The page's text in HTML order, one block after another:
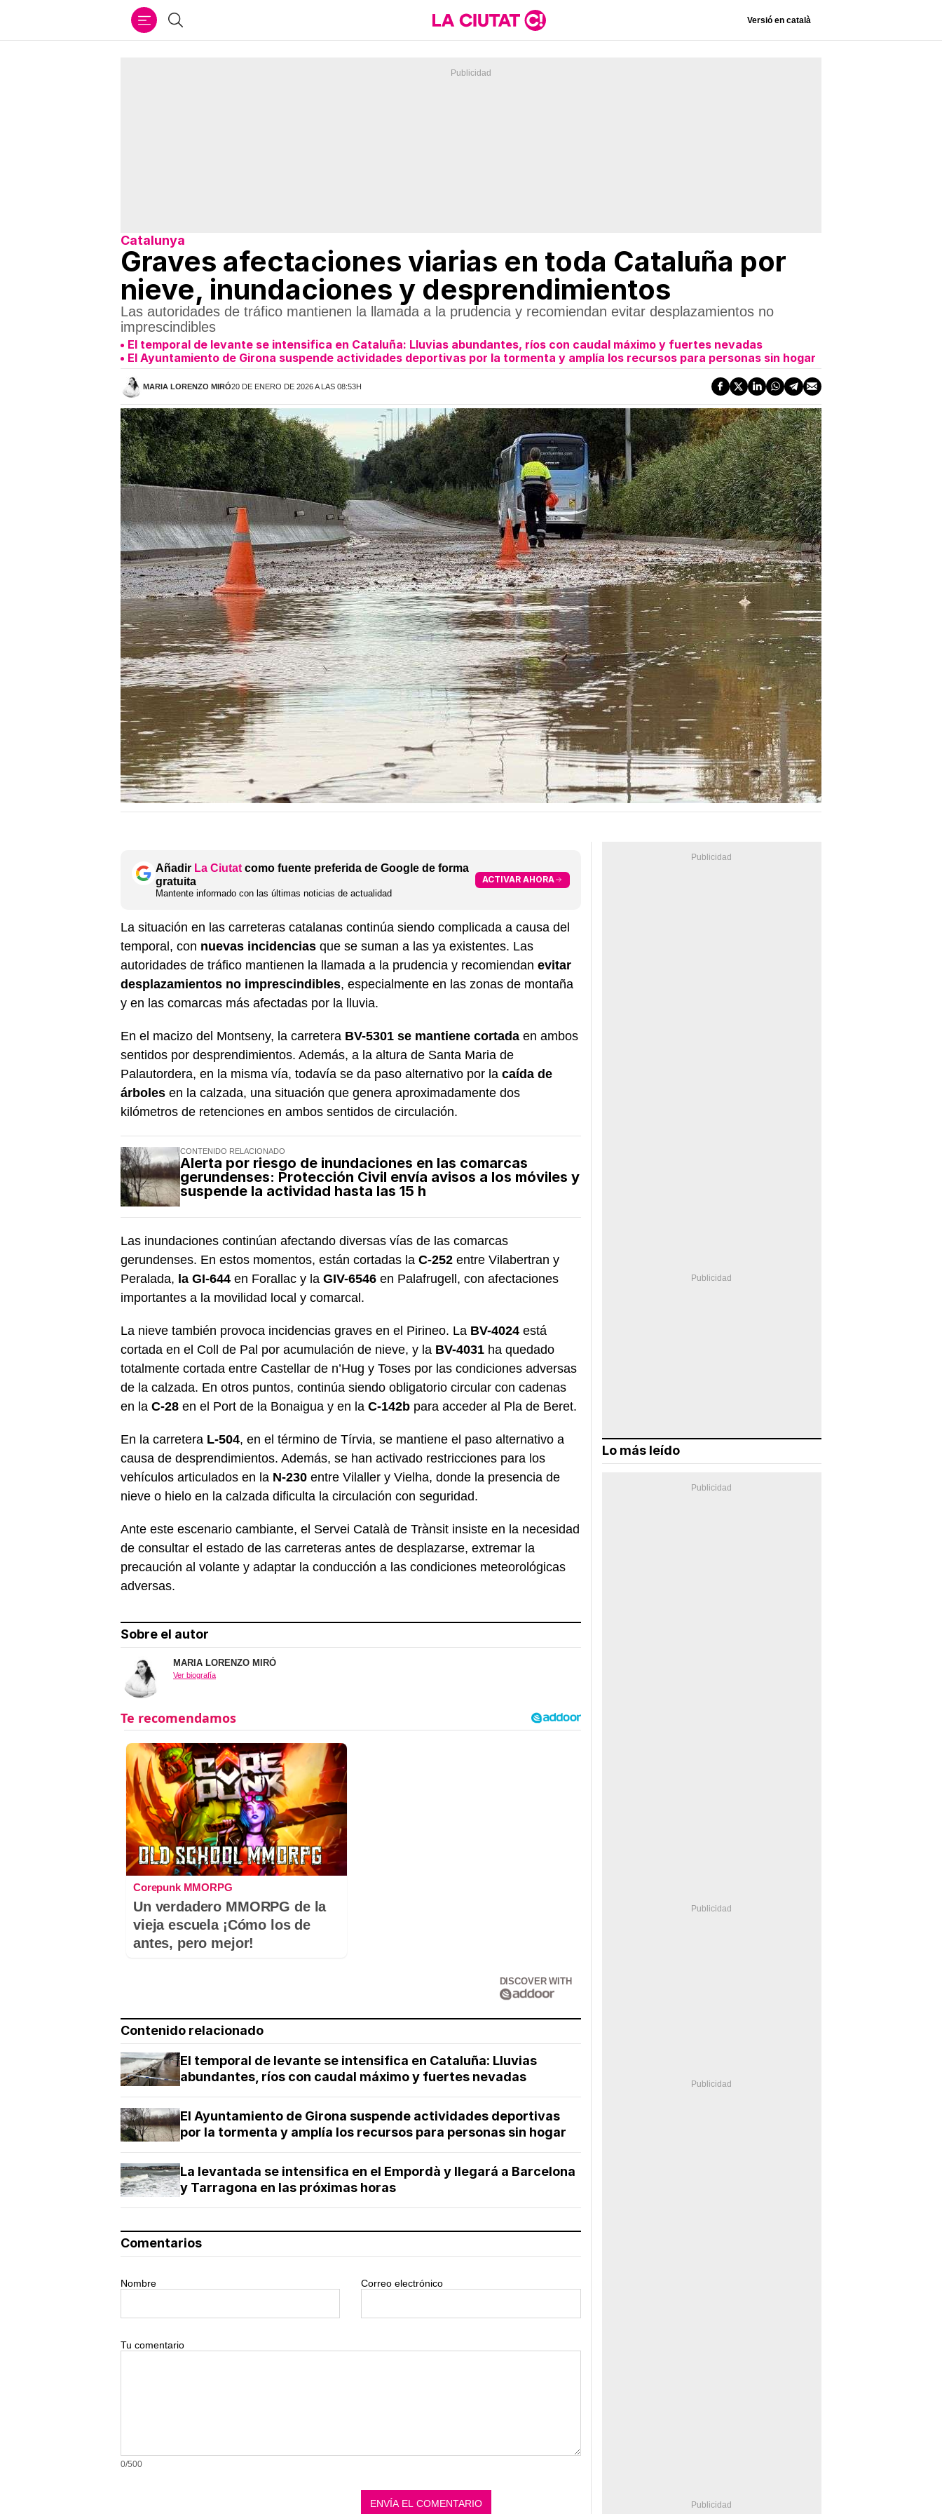
Buscar Versió en català
Catalunya
Graves afectaciones viarias en toda Cataluña por
nieve, inundaciones y desprendimientos
Las autoridades de tráfico mantienen la llamada a la prudencia y recomiendan evitar desplazamientos no
imprescindibles
El temporal de levante se intensifica en Cataluña: Lluvias abundantes, ríos con caudal máximo y fuertes nevadas
El Ayuntamiento de Girona suspende actividades deportivas por la tormenta y amplía los recursos para personas sin hogar
MARIA LORENZO MIRÓ20 DE ENERO DE 2026 A LAS 08:53H
Añadir La Ciutat como fuente preferida de Google de forma
gratuita
Mantente informado con las últimas noticias de actualidad
ACTIVAR AHORA
La situación en las carreteras catalanas continúa siendo complicada a causa del
temporal, con nuevas incidencias que se suman a las ya existentes. Las
autoridades de tráfico mantienen la llamada a la prudencia y recomiendan evitar
desplazamientos no imprescindibles, especialmente en las zonas de montaña
y en las comarcas más afectadas por la lluvia.
En el macizo del Montseny, la carretera BV-5301 se mantiene cortada en ambos
sentidos por desprendimientos. Además, a la altura de Santa Maria de
Palautordera, en la misma vía, todavía se da paso alternativo por la caída de
árboles en la calzada, una situación que genera aproximadamente dos
kilómetros de retenciones en ambos sentidos de circulación.
CONTENIDO RELACIONADO
Alerta por riesgo de inundaciones en las comarcas
gerundenses: Protección Civil envía avisos a los móviles y
suspende la actividad hasta las 15 h
Las inundaciones continúan afectando diversas vías de las comarcas
gerundenses. En estos momentos, están cortadas la C-252 entre Vilabertran y
Peralada, la GI-644 en Forallac y la GIV-6546 en Palafrugell, con afectaciones
importantes a la movilidad local y comarcal.
La nieve también provoca incidencias graves en el Pirineo. La BV-4024 está
cortada en el Coll de Pal por acumulación de nieve, y la BV-4031 ha quedado
totalmente cortada entre Castellar de n’Hug y Toses por las condiciones adversas
de la calzada. En otros puntos, continúa siendo obligatorio circular con cadenas
en la C-28 en el Port de la Bonaigua y en la C-142b para acceder al Pla de Beret.
En la carretera L-504, en el término de Tírvia, se mantiene el paso alternativo a
causa de desprendimientos. Además, se han activado restricciones para los
vehículos articulados en la N-230 entre Vilaller y Vielha, donde la presencia de
nieve o hielo en la calzada dificulta la circulación con seguridad.
Ante este escenario cambiante, el Servei Català de Trànsit insiste en la necesidad
de consultar el estado de las carreteras antes de desplazarse, extremar la
precaución al volante y adaptar la conducción a las condiciones meteorológicas
adversas.
Sobre el autor
MARIA LORENZO MIRÓ
Ver biografía
Corepunk MMORPG
Un verdadero MMORPG de la
vieja escuela ¡Cómo los de
antes, pero mejor!
DISCOVER WITH
Contenido relacionado
El temporal de levante se intensifica en Cataluña: Lluvias
abundantes, ríos con caudal máximo y fuertes nevadas
El Ayuntamiento de Girona suspende actividades deportivas
por la tormenta y amplía los recursos para personas sin hogar
La levantada se intensifica en el Empordà y llegará a Barcelona
y Tarragona en las próximas horas
Comentarios
Nombre Correo electrónico
Tu comentario
0/500
Lo más leído